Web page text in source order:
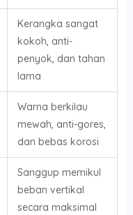
Kerangka sangat
kokoh, anti-
penyok, dan tahan
lama
Warna berkilau
mewah, anti-gores,
dan bebas korosi
Sanggup memikul
beban vertikal
secara maksimal